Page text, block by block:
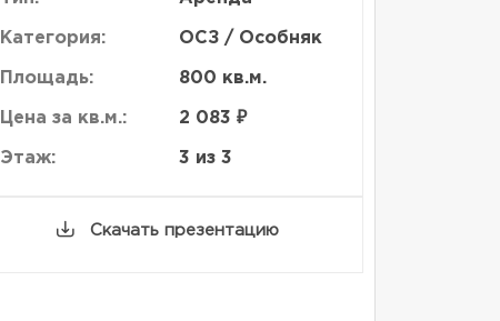
Категория: ОСЗ / Особняк
Площадь: 800 кв.м.
Цена за кв.м.: 2 083 ₽
Этаж: 3 из 3
Скачать презентацию